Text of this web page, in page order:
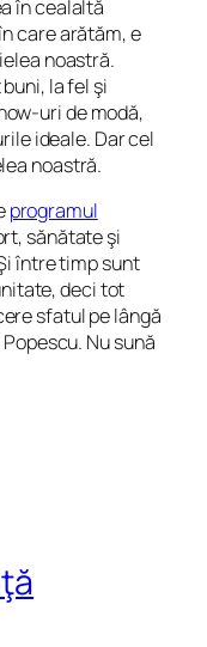
în cealaltă
care arătăm, e
noastră.
la fel şi
uri de modă,
ideale. Dar cel
noastră.
programul
sănătate şi
între timp sunt
deci tot
sfatul pe lângă
Nu sună